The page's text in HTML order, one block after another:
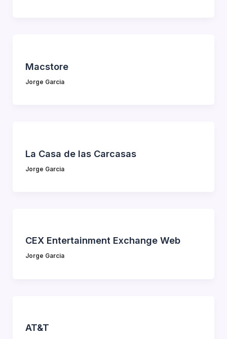
Macstore
Jorge Garcia
La Casa de las Carcasas
Jorge Garcia
CEX Entertainment Exchange Web
Jorge Garcia
AT&T